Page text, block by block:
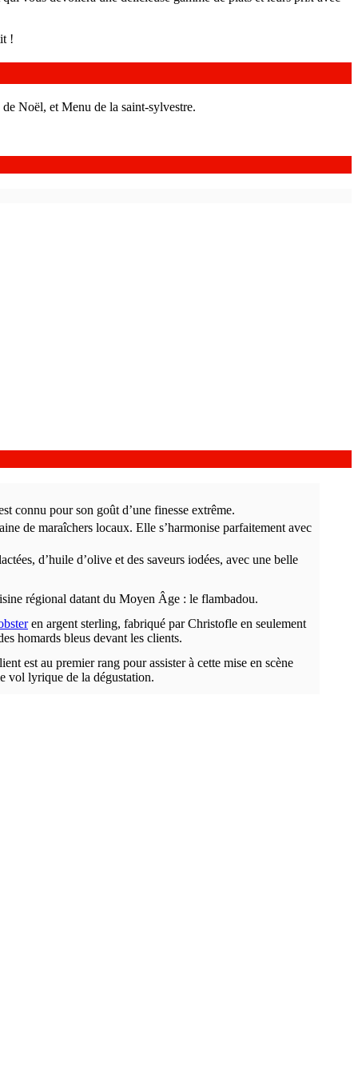
!
Noël, et Menu de la saint-sylvestre.
connu pour son goût d’une finesse extrême.
de maraîchers locaux. Elle s’harmonise parfaitement avec
d’huile d’olive et des saveurs iodées, avec une belle
régional datant du Moyen Âge : le flambadou.
en argent sterling, fabriqué par Christofle en seulement
homards bleus devant les clients.
est au premier rang pour assister à cette mise en scène
vol lyrique de la dégustation.